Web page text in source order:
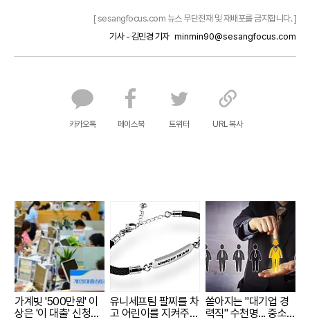
[ sesangfocus.com 뉴스 무단전재 및 재배포를 금지합니다. ]
기사 - 김민경 기자 minmin90@sesangfocus.com
카카오톡 페이스북 트위터 URL 복사
가계빚 '500만원' 이
상은 '이 대출' 신청해
유니세프팀 팔찌를 차
고 어린이를 지켜주세
쏟아지는 "대기업 경
력직" 수천명... 중소